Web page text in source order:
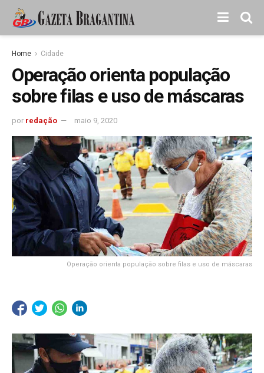
Home Cidade
Operação orienta população
sobre filas e uso de máscaras
por redação maio 9, 2020
Operação orienta população sobre filas e uso de máscaras